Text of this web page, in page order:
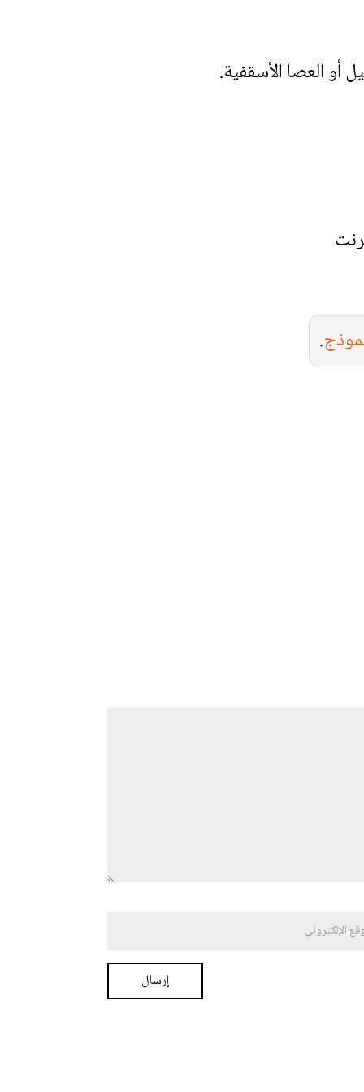
أو العصا الأسقفية.
.